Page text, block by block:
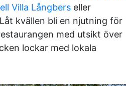
Villa Långbers eller
kvällen bli en njutning för
med utsikt över
lockar med lokala